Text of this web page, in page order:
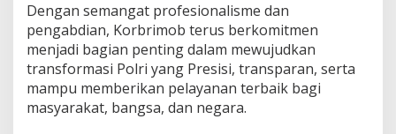
Dengan semangat profesionalisme dan
pengabdian, Korbrimob terus berkomitmen
menjadi bagian penting dalam mewujudkan
transformasi Polri yang Presisi, transparan, serta
mampu memberikan pelayanan terbaik bagi
masyarakat, bangsa, dan negara.